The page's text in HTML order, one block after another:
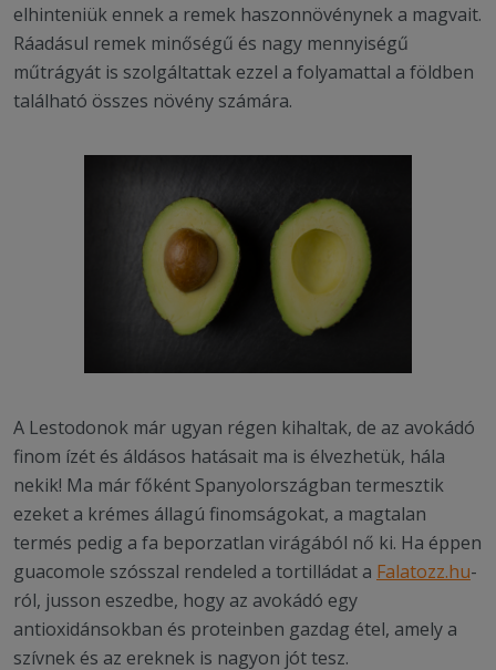
elhinteniük ennek a remek haszonnövénynek a magvait.
Ráadásul remek minőségű és nagy mennyiségű
műtrágyát is szolgáltattak ezzel a folyamattal a földben
található összes növény számára.
A Lestodonok már ugyan régen kihaltak, de az avokádó
finom ízét és áldásos hatásait ma is élvezhetük, hála
nekik! Ma már főként Spanyolországban termesztik
ezeket a krémes állagú finomságokat, a magtalan
termés pedig a fa beporzatlan virágából nő ki. Ha éppen
guacomole szósszal rendeled a tortilládat a Falatozz.hu-
ról, jusson eszedbe, hogy az avokádó egy
antioxidánsokban és proteinben gazdag étel, amely a
szívnek és az ereknek is nagyon jót tesz.